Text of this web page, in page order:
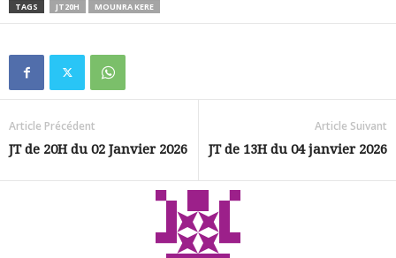
TAGS JT20H MOUNRA KERE
Article Précédent
JT de 20H du 02 Janvier 2026
Article Suivant
JT de 13H du 04 janvier 2026